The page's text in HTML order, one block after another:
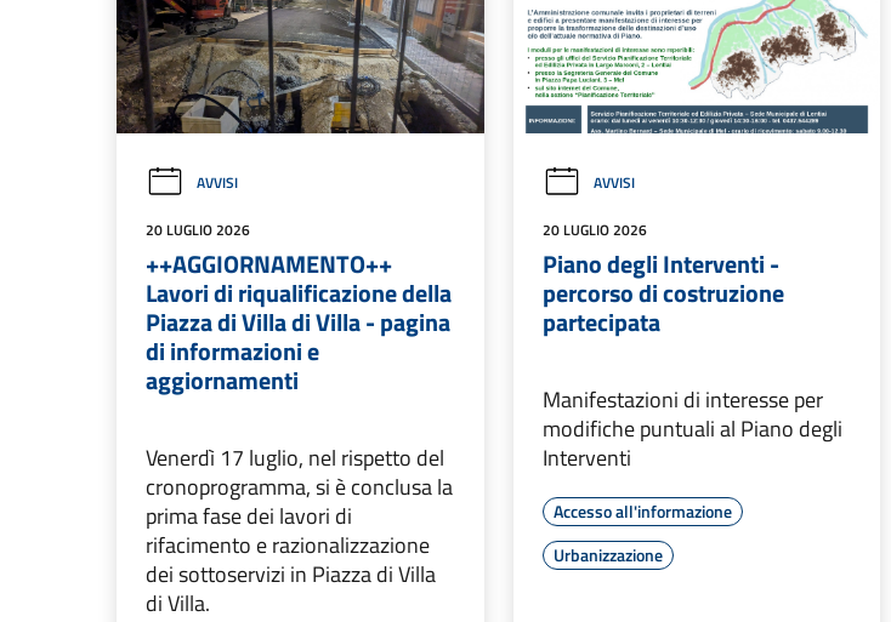
AVVISI
20 LUGLIO 2026
++AGGIORNAMENTO++
Lavori di riqualificazione della
Piazza di Villa di Villa - pagina
di informazioni e
aggiornamenti
Venerdì 17 luglio, nel rispetto del
cronoprogramma, si è conclusa la
prima fase dei lavori di
rifacimento e razionalizzazione
dei sottoservizi in Piazza di Villa
di Villa.
AVVISI
20 LUGLIO 2026
Piano degli Interventi -
percorso di costruzione
partecipata
Manifestazioni di interesse per
modifiche puntuali al Piano degli
Interventi
Accesso all'informazione
Urbanizzazione